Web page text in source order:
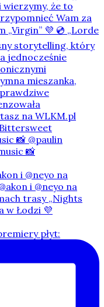
📸 @paulin
i @neyo na
płyt: